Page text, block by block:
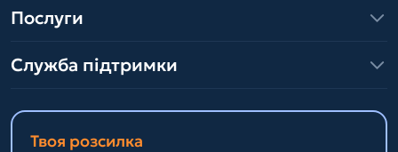
Послуги
Служба підтримки
Твоя розсилка